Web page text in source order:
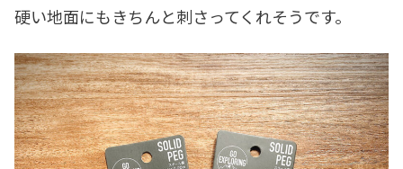
硬い地面にもきちんと刺さってくれそうです。